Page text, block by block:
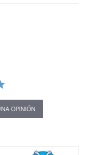
OPINIÓN